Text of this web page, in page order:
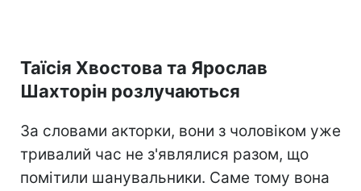
Таїсія Хвостова та Ярослав
Шахторін розлучаються
За словами акторки, вони з чоловіком уже
тривалий час не з'являлися разом, що
помітили шанувальники. Саме тому вона